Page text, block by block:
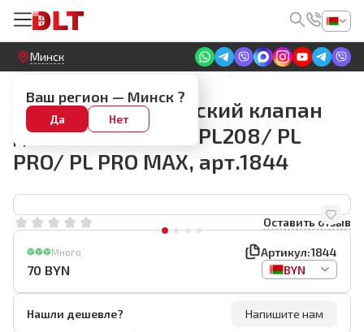
Круглосуточный! Прием заявок на сайте
Минск
Ваш регион — Минск ?
Да Нет
Запчасти для пылесосов
Электромеханический клапан
для пылесоса DLT PL208/ PL
PRO/ PL PRO MAX, арт.1844
Оставить отзыв
Много Артикул:1844
70 BYN BYN
Нашли дешевле?
Напишите нам